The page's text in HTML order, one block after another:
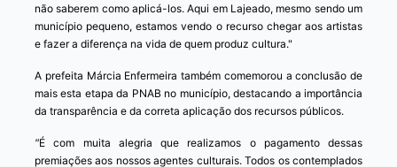
não saberem como aplicá-los. Aqui em Lajeado, mesmo sendo um
município pequeno, estamos vendo o recurso chegar aos artistas
e fazer a diferença na vida de quem produz cultura."
A prefeita Márcia Enfermeira também comemorou a conclusão de
mais esta etapa da PNAB no município, destacando a importância
da transparência e da correta aplicação dos recursos públicos.
"É com muita alegria que realizamos o pagamento dessas
premiações aos nossos agentes culturais. Todos os contemplados